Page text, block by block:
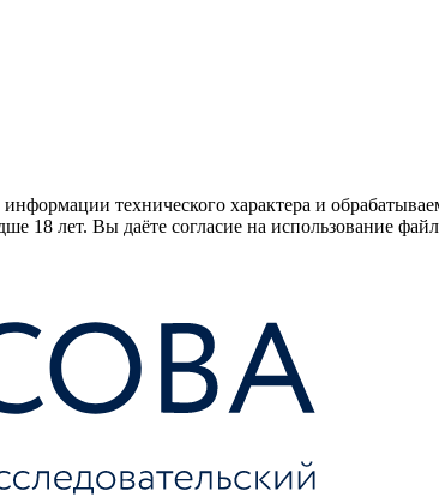
технического характера и
18 лет. Вы даёте согласие на использование